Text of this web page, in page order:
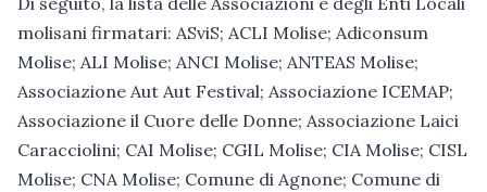
molisani firmatari: ASviS; ACLI Molise; Adiconsum
Molise; ALI Molise; ANCI Molise; ANTEAS Molise;
Associazione Aut Aut Festival; Associazione ICEMAP;
Associazione il Cuore delle Donne; Associazione Laici
Caracciolini; CAI Molise; CGIL Molise; CIA Molise; CISL
Molise; CNA Molise; Comune di Agnone; Comune di